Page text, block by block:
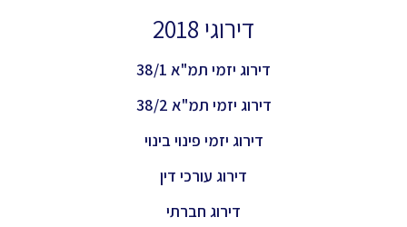
דירוגי 2018
דירוג יזמי תמ"א 38/1
דירוג יזמי תמ"א 38/2
דירוג יזמי פינוי בינוי
דירוג עורכי דין
דירוג חברתי